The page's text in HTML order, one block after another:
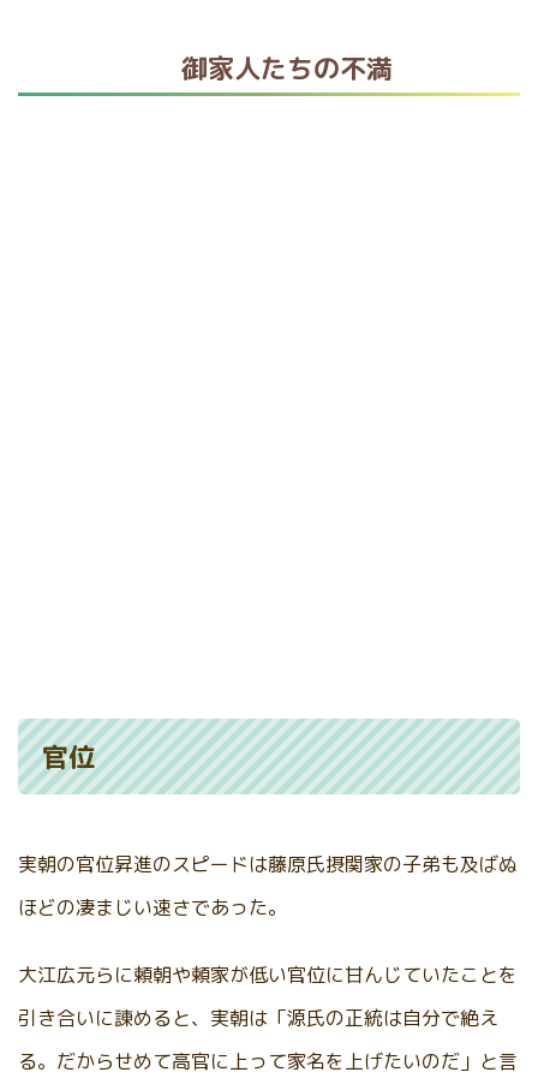
御家人たちの不満
官位
実朝の官位昇進のスピードは藤原氏摂関家の子弟も及ばぬ
ほどの凄まじい速さであった。
大江広元らに頼朝や頼家が低い官位に甘んじていたことを
引き合いに諌めると、実朝は「源氏の正統は自分で絶え
る。だからせめて高官に上って家名を上げたいのだ」と言